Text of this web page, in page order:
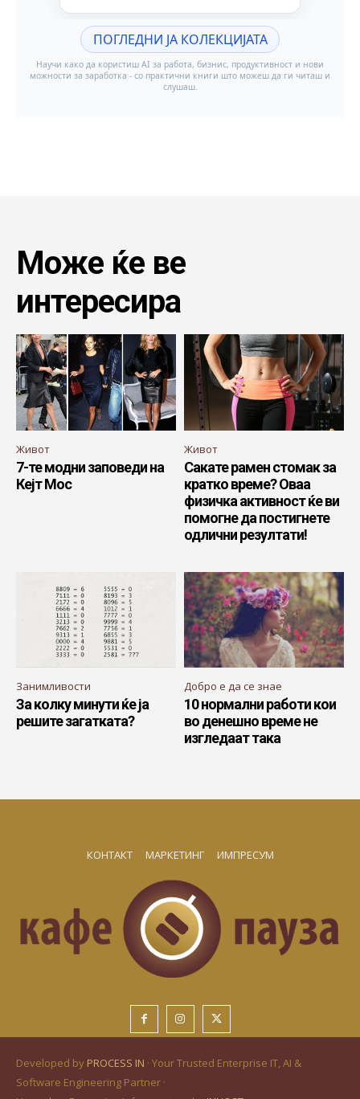
Може ќе ве
интересира
Живот
7-те модни заповеди на
Кејт Мос
Живот
Сакате рамен стомак за
кратко време? Оваа
физичка активност ќе ви
помогне да постигнете
одлични резултати!
Занимливости
За колку минути ќе ја
решите загатката?
Добро е да се знае
10 нормални работи кои
во денешно време не
изгледаат така
КОНТАКТ МАРКЕТИНГ ИМПРЕСУМ
Developed by PROCESS IN · Your Trusted Enterprise IT, AI &
Software Engineering Partner ·